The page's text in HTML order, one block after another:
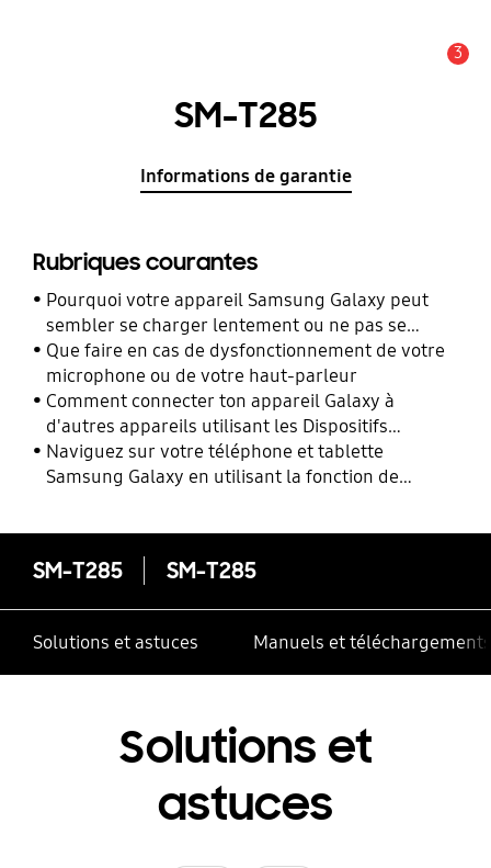
3
SM-T285
Informations de garantie
Rubriques courantes
Pourquoi votre appareil Samsung Galaxy peut
sembler se charger lentement ou ne pas se
charger du tout
Que faire en cas de dysfonctionnement de votre
microphone ou de votre haut-parleur
Comment connecter ton appareil Galaxy à
d'autres appareils utilisant les Dispositifs
Connectés ?
Naviguez sur votre téléphone et tablette
Samsung Galaxy en utilisant la fonction de
SM-T285 SM-T285
Solutions et astuces Manuels et téléchargements
Solutions et
astuces